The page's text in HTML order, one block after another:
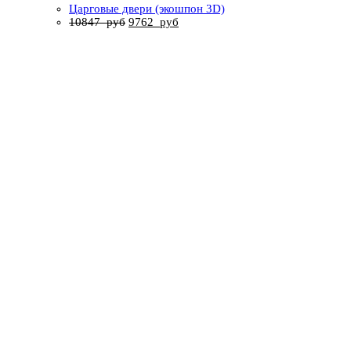
Царговые двери (экошпон 3D)
10847руб 9762 руб